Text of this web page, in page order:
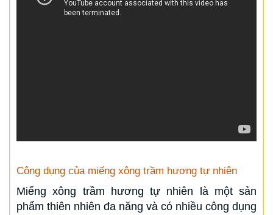
Công dụng của miếng xông trầm hương tự nhiên
Miếng xông trầm hương tự nhiên là một sản
phẩm thiên nhiên đa năng và có nhiều công dụng